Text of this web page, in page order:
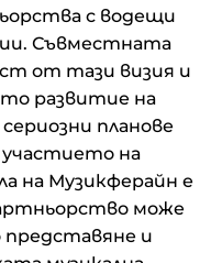
с водещи
Съвместната
от тази визия и
развитие на
планове
на
на Музикферайн е
може
представяне и